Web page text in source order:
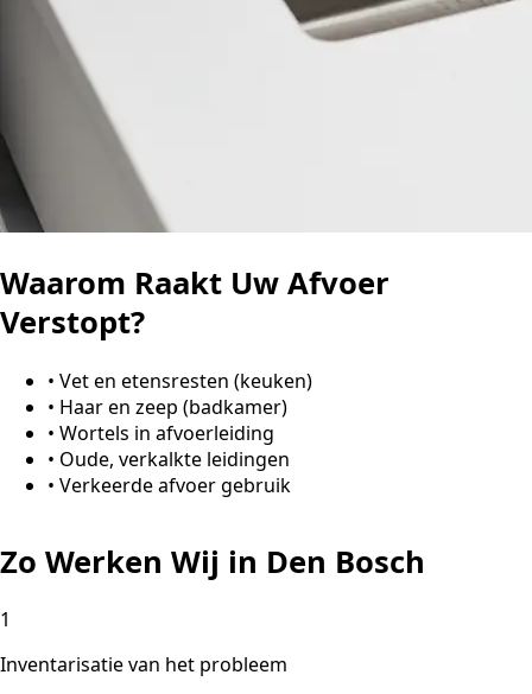
Waarom Raakt Uw Afvoer
Verstopt?
• Vet en etensresten (keuken)
• Haar en zeep (badkamer)
• Wortels in afvoerleiding
• Oude, verkalkte leidingen
• Verkeerde afvoer gebruik
Zo Werken Wij in Den Bosch
1
Inventarisatie van het probleem